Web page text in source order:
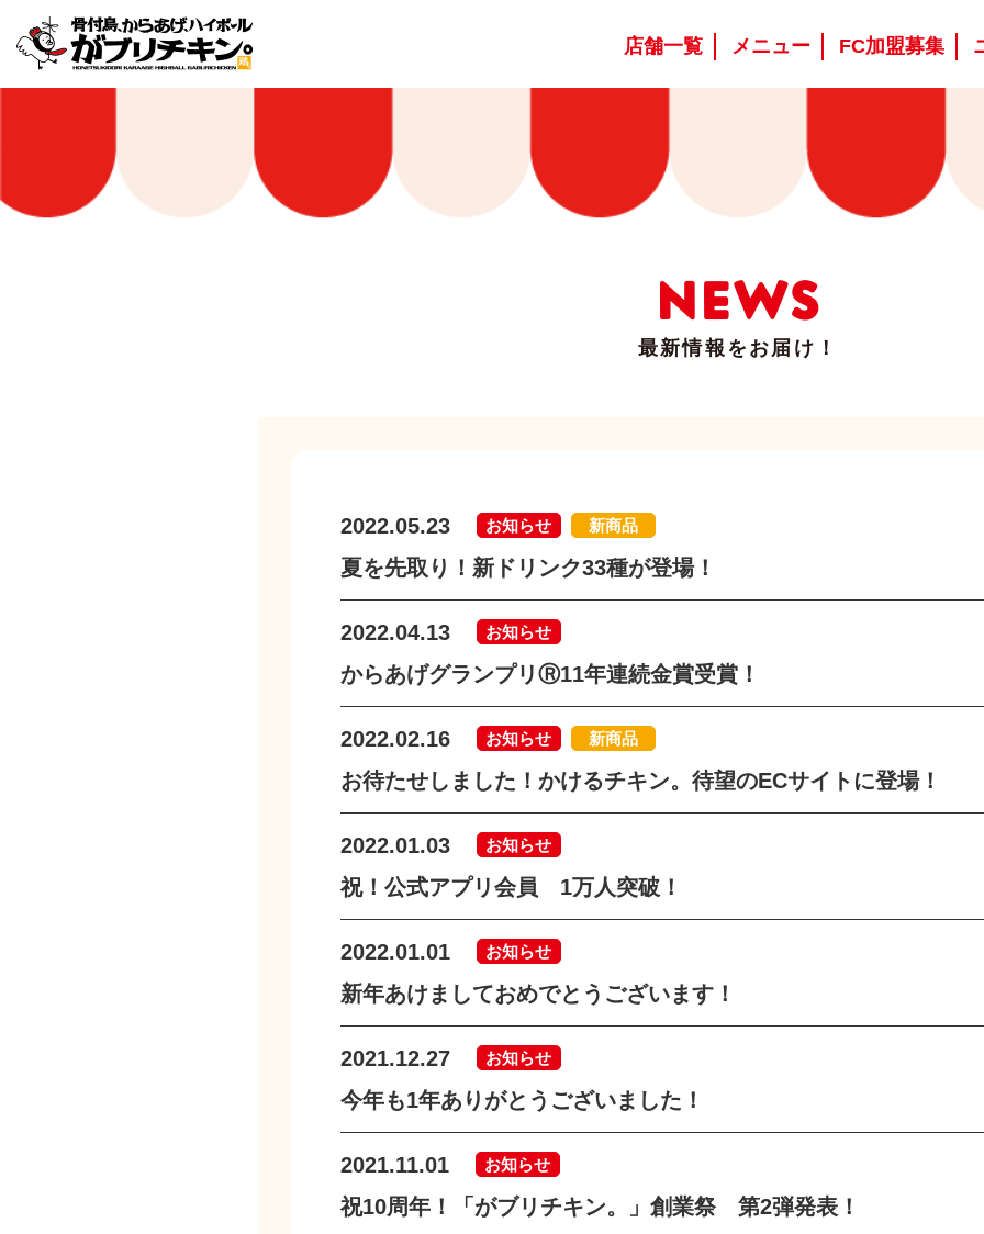
店舗一覧 メニュー FC加盟募集
NEWS
最新情報をお届け！
2022.05.23 お知らせ 新商品
夏を先取り！新ドリンク33種が登場！
2022.04.13 お知らせ
からあげグランプリⓇ11年連続金賞受賞！
2022.02.16 お知らせ 新商品
お待たせしました！かけるチキン。待望のECサイトに登場！
2022.01.03 お知らせ
祝！公式アプリ会員 1万人突破！
2022.01.01 お知らせ
新年あけましておめでとうございます！
2021.12.27 お知らせ
今年も1年ありがとうございました！
2021.11.01 お知らせ
祝10周年！「がブリチキン。」創業祭 第2弾発表！